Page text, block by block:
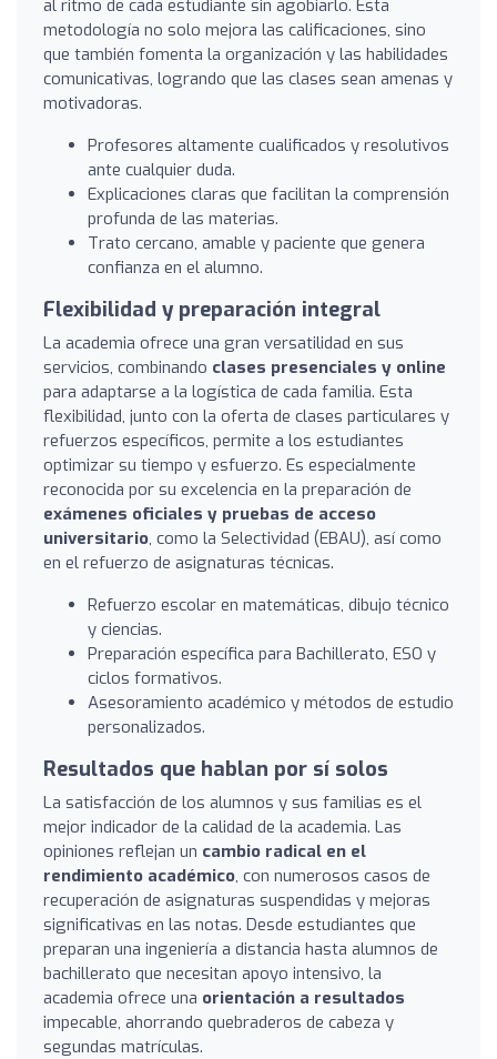
al ritmo de cada estudiante sin agobiarlo. Esta
metodología no solo mejora las calificaciones, sino
que también fomenta la organización y las habilidades
comunicativas, logrando que las clases sean amenas y
motivadoras.
Profesores altamente cualificados y resolutivos
ante cualquier duda.
Explicaciones claras que facilitan la comprensión
profunda de las materias.
Trato cercano, amable y paciente que genera
confianza en el alumno.
Flexibilidad y preparación integral
La academia ofrece una gran versatilidad en sus
servicios, combinando clases presenciales y online
para adaptarse a la logística de cada familia. Esta
flexibilidad, junto con la oferta de clases particulares y
refuerzos específicos, permite a los estudiantes
optimizar su tiempo y esfuerzo. Es especialmente
reconocida por su excelencia en la preparación de
exámenes oficiales y pruebas de acceso
universitario, como la Selectividad (EBAU), así como
en el refuerzo de asignaturas técnicas.
Refuerzo escolar en matemáticas, dibujo técnico
y ciencias.
Preparación específica para Bachillerato, ESO y
ciclos formativos.
Asesoramiento académico y métodos de estudio
personalizados.
Resultados que hablan por sí solos
La satisfacción de los alumnos y sus familias es el
mejor indicador de la calidad de la academia. Las
opiniones reflejan un cambio radical en el
rendimiento académico, con numerosos casos de
recuperación de asignaturas suspendidas y mejoras
significativas en las notas. Desde estudiantes que
preparan una ingeniería a distancia hasta alumnos de
bachillerato que necesitan apoyo intensivo, la
academia ofrece una orientación a resultados
impecable, ahorrando quebraderos de cabeza y
segundas matrículas.